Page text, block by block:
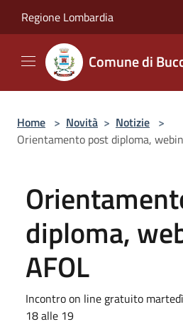
Regione Lombardia
Comune di
Home > Novità > Notizie >
Orientamento post diploma,
diploma,
AFOL
Incontro on line gratuito
18 alle 19